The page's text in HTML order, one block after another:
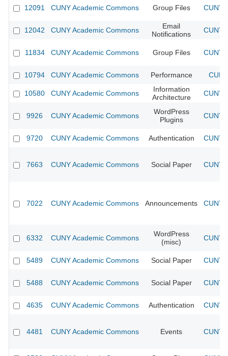
12091 CUNY Academic Commons Group Files CUNY
12042 CUNY Academic Commons
Email
Notifications
CUNY
11834 CUNY Academic Commons Group Files CUNY
10794 CUNY Academic Commons Performance
10580 CUNY Academic Commons
Information
Architecture
CUNY
9926 CUNY Academic Commons
WordPress
Plugins
CUNY
9720 CUNY Academic Commons Authentication CUNY
7663 CUNY Academic Commons Social Paper CUNY
7022 CUNY Academic Commons Announcements CUNY
6332 CUNY Academic Commons
WordPress
(misc)
CUNY
5489 CUNY Academic Commons Social Paper CUNY
5488 CUNY Academic Commons Social Paper CUNY
4635 CUNY Academic Commons Authentication CUNY
4481 CUNY Academic Commons Events CUNY